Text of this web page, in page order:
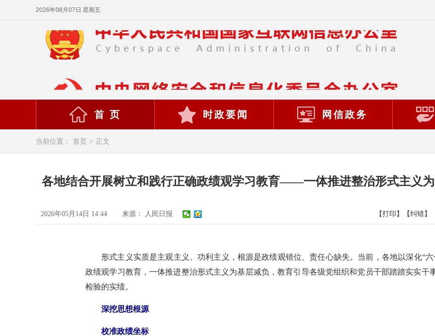
2026年08月07日 星期五
首 页 时政要闻 网信政务
当前位置： 首页 > 正文
各地结合开展树立和践行正确政绩观学习教育——一体推进整治形式主义为
2026年05月14日 14:44 来源： 人民日报 【打印】 【纠错】
形式主义实质是主观主义、功利主义，根源是政绩观错位、责任心缺失。当前，各地以深化“
政绩观学习教育，一体推进整治形式主义为基层减负，教育引导各级党组织和党员干部踏踏实实干
检验的实绩。
深挖思想根源
校准政绩坐标